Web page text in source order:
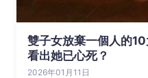
雙子女放棄一個人的
看出她已心死？
2026年01月11日